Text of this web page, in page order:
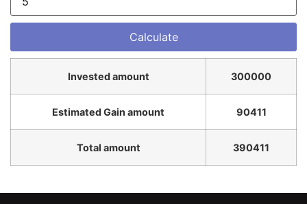
Invested amount 300000
Estimated Gain amount 90411
Total amount 390411